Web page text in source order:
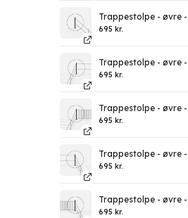
Trappestolpe - øvre
695 kr.
Trappestolpe - øvre
695 kr.
Trappestolpe - øvre
695 kr.
Trappestolpe - øvre
695 kr.
Trappestolpe - øvre
695 kr.